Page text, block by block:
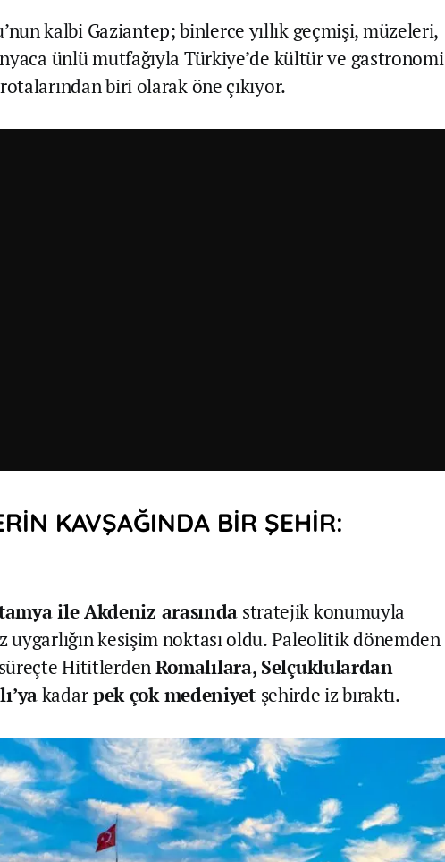
kalbi Gaziantep; binlerce yıllık geçmişi, müzeleri,
ünlü mutfağıyla Türkiye’de kültür ve gastronomi
biri olarak öne çıkıyor.
KAVŞAĞINDA BİR ŞEHİR:
ile Akdeniz arasında stratejik konumuyla
uygarlığın kesişim noktası oldu. Paleolitik dönemden
HititlerdenRomalılara, Selçuklulardan
kadarpek çok medeniyet şehirde iz bıraktı.